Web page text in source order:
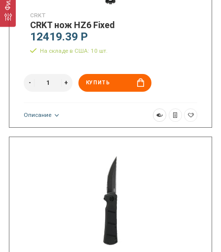
CRKT
CRKT нож HZ6 Fixed
12419.39 Р
На складе в США: 10 шт.
КУПИТЬ
Описание